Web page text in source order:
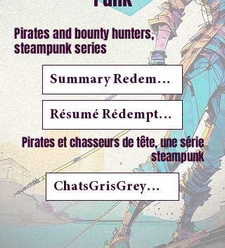
Pirates and bounty hunters,
steampunk series
Summary Redemption
Résumé Rédemption
Pirates et chasseurs de tête, une série
steampunk
ChatsGrisGreyCats